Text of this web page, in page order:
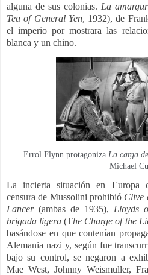
alguna de sus colonias. La
Tea of General Yen, 1932), de
el imperio por mostrara las
blanca y un chino.
Errol Flynn protagoniza La carga
Michael
La incierta situación en Europa
censura de Mussolini prohibió Clive
Lancer(ambas de 1935), Lloyds
brigada ligera(The Charge of the
basándose en que contenían
Alemania nazi y, según fue
bajo su control, se negaron a
Mae West, Johnny Weismuller,